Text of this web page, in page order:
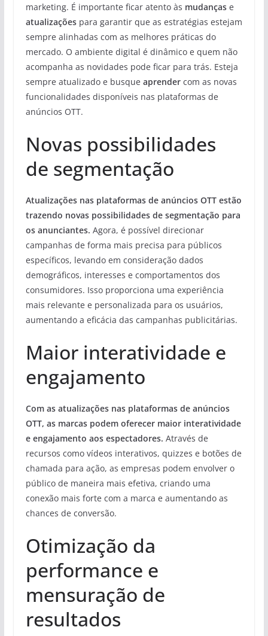
marketing. É importante ficar atento às mudançase
atualizaçõespara garantir que as estratégias estejam
sempre alinhadas com as melhores práticas do
mercado. O ambiente digital é dinâmico e quem não
acompanha as novidades pode ficar para trás. Esteja
sempre atualizado e busque aprendercom as novas
funcionalidades disponíveis nas plataformas de
anúncios OTT.
Novas possibilidades
de segmentação
Atualizações nas plataformas de anúncios OTT estão
trazendo novas possibilidades de segmentação para
os anunciantes. Agora, é possível direcionar
campanhas de forma mais precisa para públicos
específicos, levando em consideração dados
demográficos, interesses e comportamentos dos
consumidores. Isso proporciona uma experiência
mais relevante e personalizada para os usuários,
aumentando a eficácia das campanhas publicitárias.
Maior interatividade e
engajamento
Com as atualizações nas plataformas de anúncios
OTT, as marcas podem oferecer maior interatividade
e engajamento aos espectadores. Através de
recursos como vídeos interativos, quizzes e botões de
chamada para ação, as empresas podem envolver o
público de maneira mais efetiva, criando uma
conexão mais forte com a marca e aumentando as
chances de conversão.
Otimização da
performance e
mensuração de
resultados